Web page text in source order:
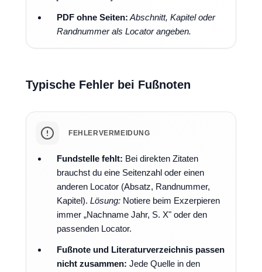
PDF ohne Seiten: Abschnitt, Kapitel oder
Randnummer als Locator angeben.
Typische Fehler bei Fußnoten
FEHLERVERMEIDUNG
Fundstelle fehlt: Bei direkten Zitaten
brauchst du eine Seitenzahl oder einen
anderen Locator (Absatz, Randnummer,
Kapitel). Lösung: Notiere beim Exzerpieren
immer „Nachname Jahr, S. X" oder den
passenden Locator.
Fußnote und Literaturverzeichnis passen
nicht zusammen: Jede Quelle in den